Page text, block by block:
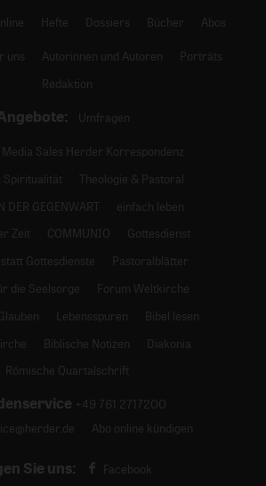
Hefte Dossiers Bücher Abos
uns Autorinnen und Autoren
Porträts
Redaktion
Umfragen
Media Sales Herder Korrespondenz
Spiritualität
Theologie & Pastoral
DER GEGENWART
einfach leben
Zeit
COMMUNIO
Gottesdienst
Gottesdienste
Pastoralblätter
die Seelsorge
Forum Weltkirche
Lebensspuren
Bibel lesen
Biblische Notizen
Diakonia
Römische Quartalschrift
+49 761 2717200
Abo online kündigen
Sie uns: Facebook